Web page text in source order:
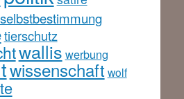
selbstbestimmung
tierschutz
wallis werbung
wissenschaft wolf